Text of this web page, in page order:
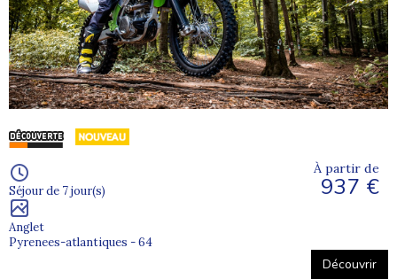
Séjour de 7 jour(s)
Anglet
Pyrenees-atlantiques - 64
À partir de
937 €
Découvrir